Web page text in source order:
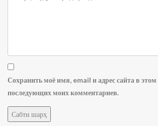
Сохранить моё имя, email и адрес сайта в этом
последующих моих комментариев.